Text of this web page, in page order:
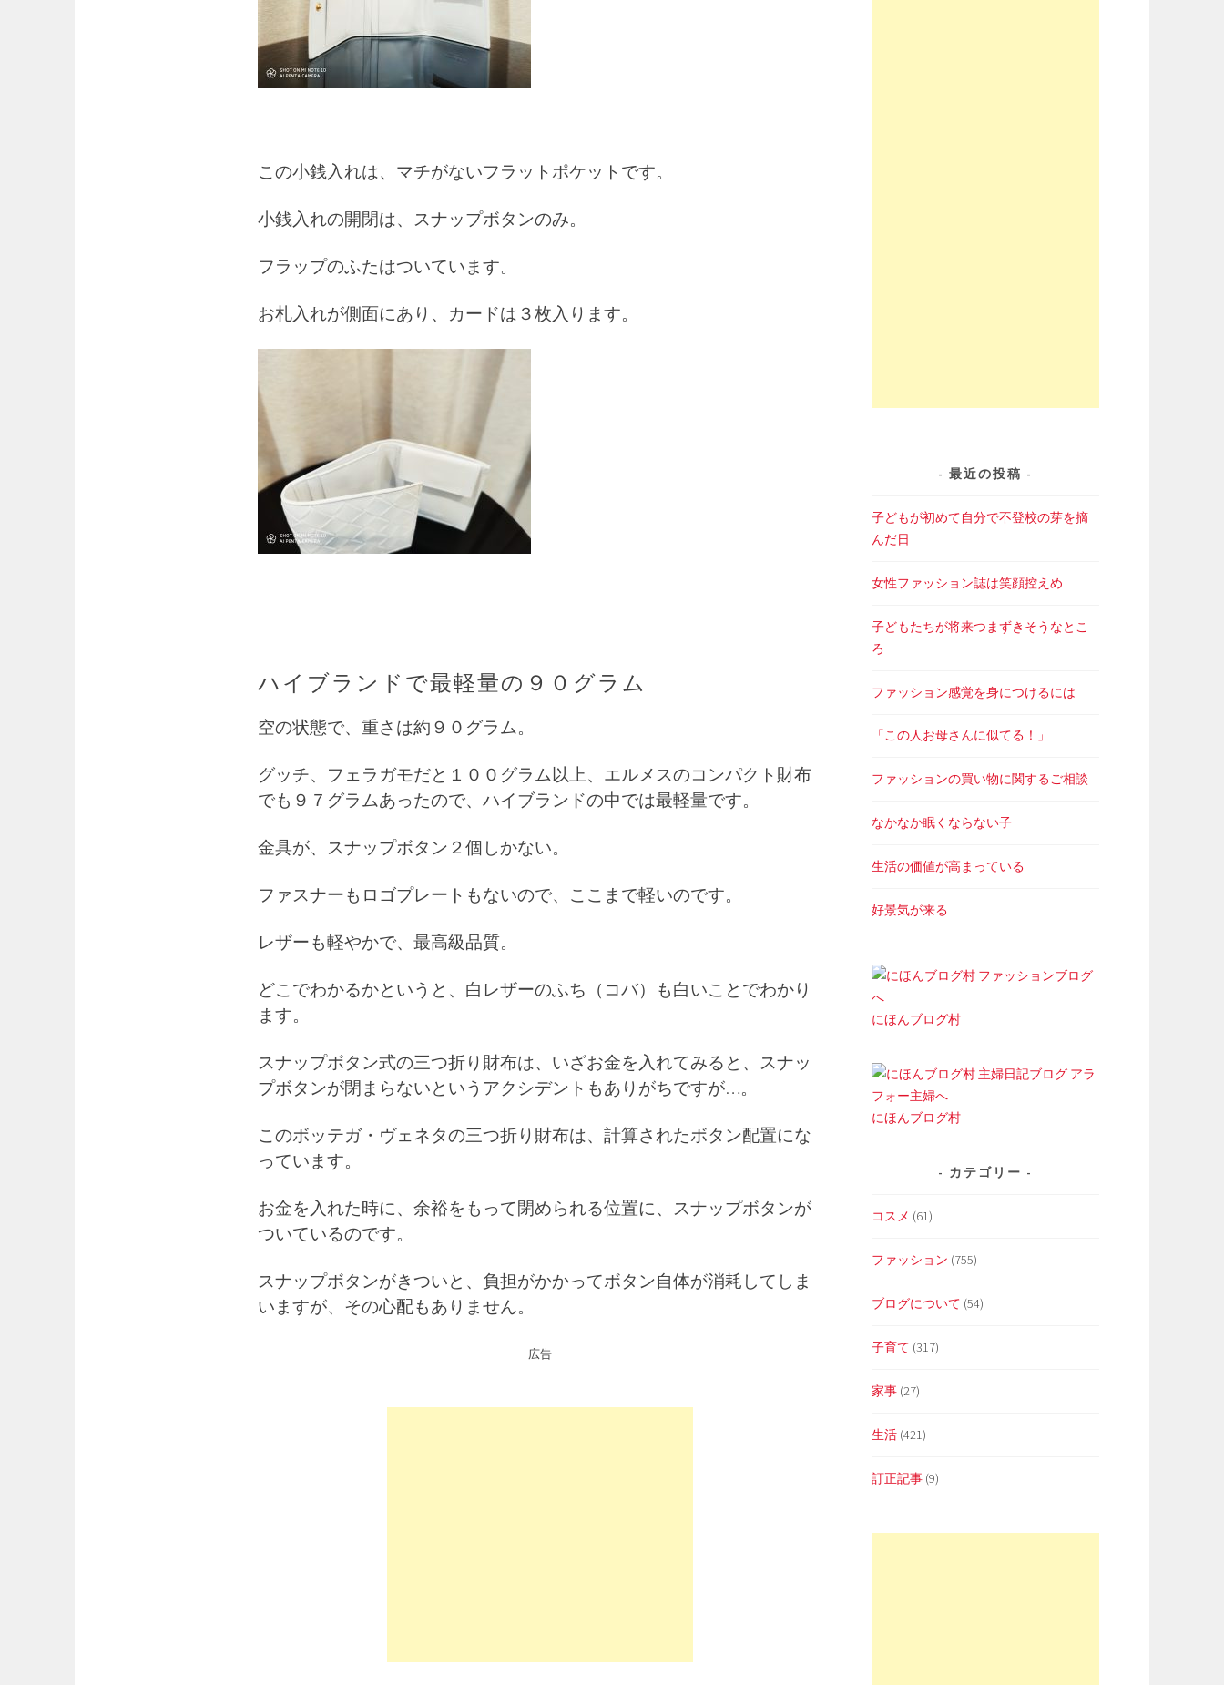
この小銭入れは、マチがないフラットポケットです。
小銭入れの開閉は、スナップボタンのみ。
フラップのふたはついています。
お札入れが側面にあり、カードは３枚入ります。
ハイブランドで最軽量の９０グラム
空の状態で、重さは約９０グラム。
グッチ、フェラガモだと１００グラム以上、エルメスのコンパクト財布
でも９７グラムあったので、ハイブランドの中では最軽量です。
金具が、スナップボタン２個しかない。
ファスナーもロゴプレートもないので、ここまで軽いのです。
レザーも軽やかで、最高級品質。
どこでわかるかというと、白レザーのふち（コバ）も白いことでわかり
ます。
スナップボタン式の三つ折り財布は、いざお金を入れてみると、スナッ
プボタンが閉まらないというアクシデントもありがちですが…。
このボッテガ・ヴェネタの三つ折り財布は、計算されたボタン配置にな
っています。
お金を入れた時に、余裕をもって閉められる位置に、スナップボタンが
ついているのです。
スナップボタンがきついと、負担がかかってボタン自体が消耗してしま
いますが、その心配もありません。
広告
最近の投稿
子どもが初めて自分で不登校の芽を摘
んだ日
女性ファッション誌は笑顔控えめ
子どもたちが将来つまずきそうなとこ
ろ
ファッション感覚を身につけるには
「この人お母さんに似てる！」
ファッションの買い物に関するご相談
なかなか眠くならない子
生活の価値が高まっている
好景気が来る
にほんブログ村
にほんブログ村
カテゴリー
コスメ (61)
ファッション (755)
ブログについて (54)
子育て (317)
家事 (27)
生活 (421)
訂正記事 (9)